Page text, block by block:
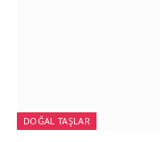
DOĞAL TAŞLAR